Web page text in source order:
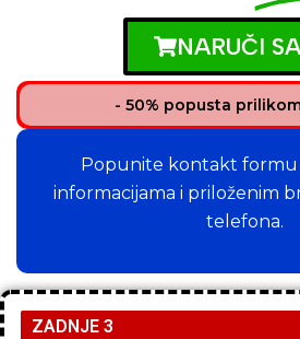
NARUČI
- 50% popusta
Popunite kontakt formu
informacijama i priloženim
telefona.
ZADNJE 3